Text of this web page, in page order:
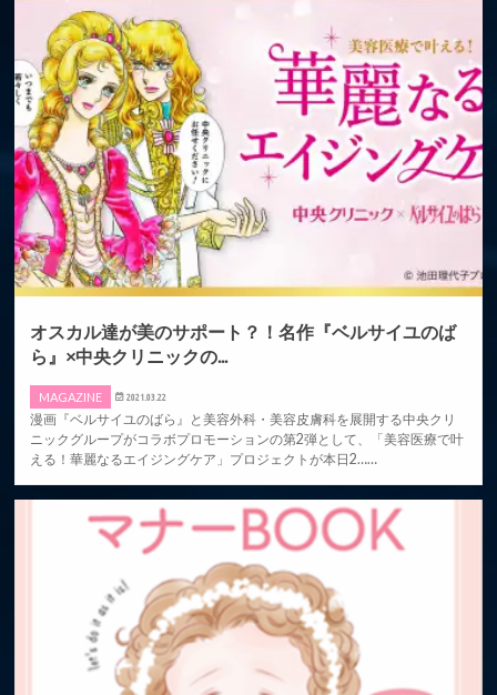
オスカル達が美のサポート？！名作『ベルサイユのば
ら』×中央クリニックの...
MAGAZINE 2021.03.22
漫画『ベルサイユのばら』と美容外科・美容皮膚科を展開する中央クリ
ニックグループがコラボプロモーションの第2弾として、「美容医療で叶
える！華麗なるエイジングケア」プロジェクトが本日2……